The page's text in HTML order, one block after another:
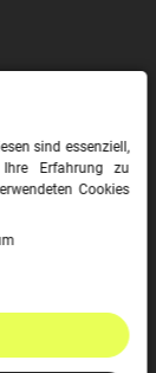
sind essenziell,
Erfahrung zu
Cookies